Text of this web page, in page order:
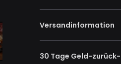
Versandinformation
30 Tage Geld-